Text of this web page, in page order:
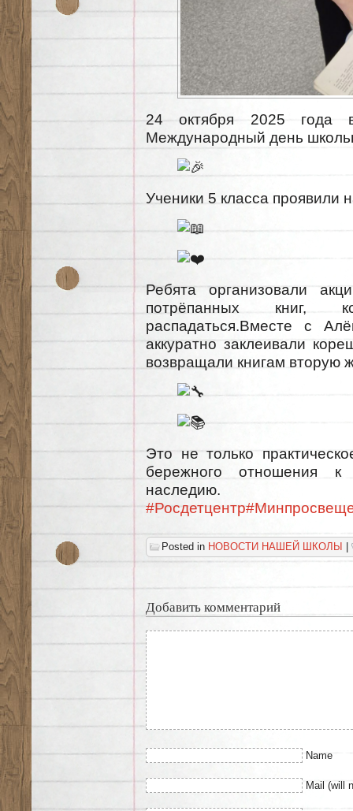
24 октября 2025 года
Международный день
Ученики 5 класса проявили
Ребята организовали
потрёпанных книг,
распадаться.Вместе с
аккуратно заклеивали
возвращали книгам вторую
Это не только
бережного отношения к
наследию.
#Росдетцентр
Posted in НОВОСТИ НАШЕЙ ШКОЛЫ
Добавить комментарий
Name
Mail (will